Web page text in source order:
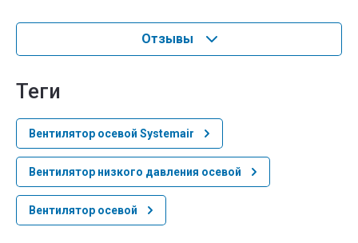
Отзывы
теги
Вентилятор осевой Systemair
Вентилятор низкого давления осевой
Вентилятор осевой